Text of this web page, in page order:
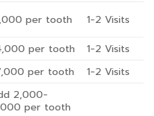
per tooth
1-2 Visits
per tooth
1-2 Visits
per tooth
1-2 Visits
2,000-
per tooth